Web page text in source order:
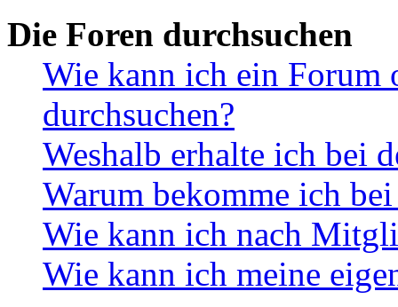
Die Foren durchsuchen
Wie kann ich ein Forum
durchsuchen?
Weshalb erhalte ich bei
Warum bekomme ich
Wie kann ich nach
Wie kann ich meine